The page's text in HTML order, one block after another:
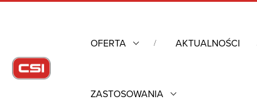
OFERTA AKTUALNOŚCI
ZASTOSOWANIA
Obudowy przemysłowe